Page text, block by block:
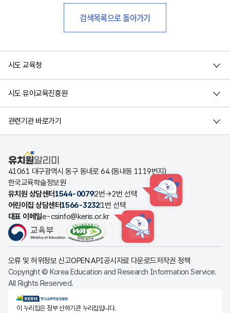
검색목록으로 돌아가기
시도 교육청
시도 유아교육진흥원
관련기관 바로가기
유치원알리미
41061 대구광역시 동구 동내로 64 (동내동 1119번지)
한국교육학술정보원
유치원 상담센터 1544-00792번→2번 선택 HINT
어린이집 상담센터1566-32321번 선택
대표 이메일e-csinfo@keris.or.kr
HINT
오류 및 허위정보 신고OPEN API공시자료 다운로드저작권 정책
Copyright © Korea Education and Research Information Service.
All Rights Reserved.
KERIS한국교육학술정보원
이 누리집은 정부 산하기관 누리집입니다.